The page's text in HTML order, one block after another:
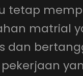
tetap
matrial
dan